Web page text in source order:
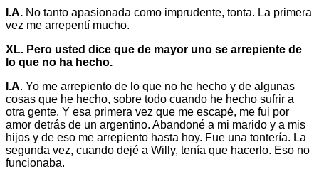
I.A. No tanto apasionada como imprudente, tonta. La primera
vez me arrepentí mucho.
XL. Pero usted dice que de mayor uno se arrepiente de
lo que no ha hecho.
I.A. Yo me arrepiento de lo que no he hecho y de algunas
cosas que he hecho, sobre todo cuando he hecho sufrir a
otra gente. Y esa primera vez que me escapé, me fui por
amor detrás de un argentino. Abandoné a mi marido y a mis
hijos y de eso me arrepiento hasta hoy. Fue una tontería. La
segunda vez, cuando dejé a Willy, tenía que hacerlo. Eso no
funcionaba.